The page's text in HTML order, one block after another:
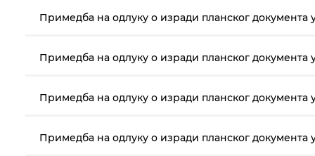
Примедба на одлуку о изради планског документа
Примедба на одлуку о изради планског документа
Примедба на одлуку о изради планског документа
Примедба на одлуку о изради планског документа